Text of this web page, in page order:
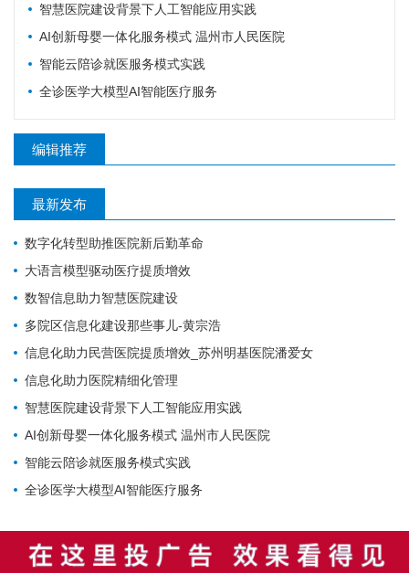
智慧医院建设背景下人工智能应用实践
AI创新母婴一体化服务模式 温州市人民医院
智能云陪诊就医服务模式实践
全诊医学大模型AI智能医疗服务
编辑推荐
最新发布
数字化转型助推医院新后勤革命
大语言模型驱动医疗提质增效
数智信息助力智慧医院建设
多院区信息化建设那些事儿-黄宗浩
信息化助力民营医院提质增效_苏州明基医院潘爱女
信息化助力医院精细化管理
智慧医院建设背景下人工智能应用实践
AI创新母婴一体化服务模式 温州市人民医院
智能云陪诊就医服务模式实践
全诊医学大模型AI智能医疗服务